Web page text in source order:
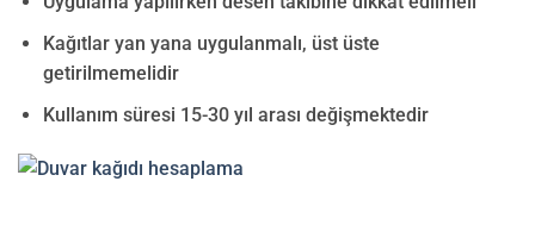
Kağıtlar yan yana uygulanmalı, üst üste
getirilmemelidir
Kullanım süresi 15-30 yıl arası değişmektedir